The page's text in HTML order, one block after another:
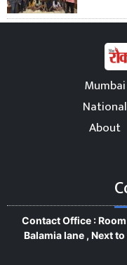
Mumbai
National
About
Contact Office :
Balamia lane , Next